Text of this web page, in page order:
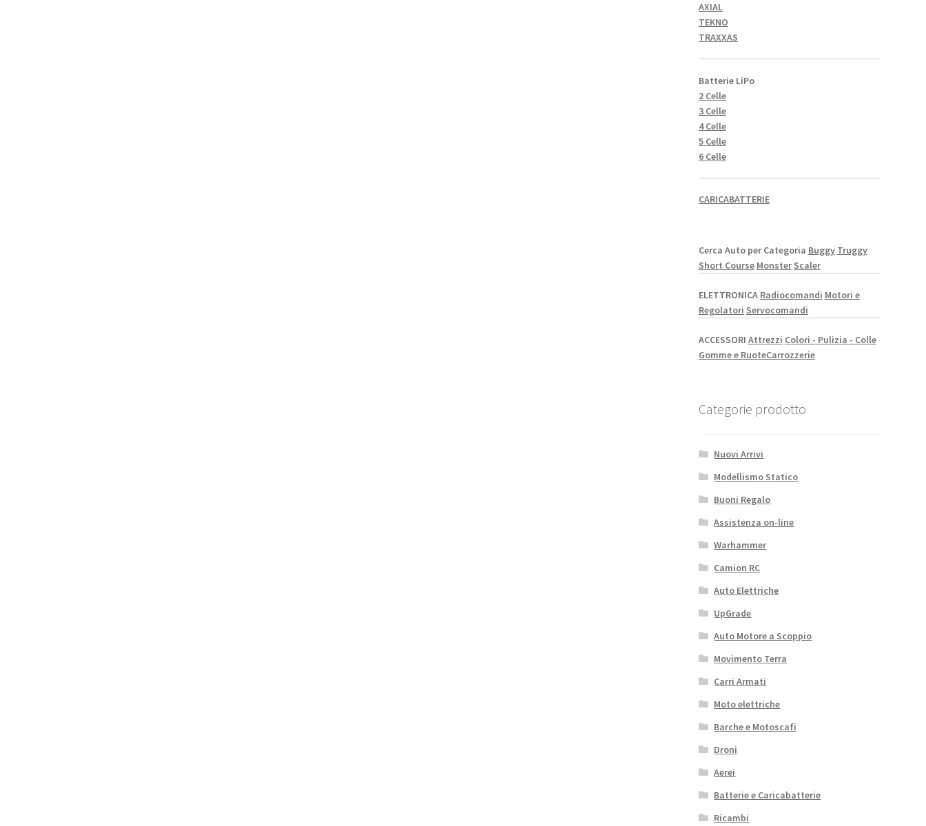
AXIAL
TEKNO
TRAXXAS
Batterie LiPo
2 Celle
3 Celle
4 Celle
5 Celle
6 Celle
CARICABATTERIE
Cerca Auto per Categoria Buggy Truggy
Short Course Monster Scaler
ELETTRONICA Radiocomandi Motori e
Regolatori Servocomandi
ACCESSORI Attrezzi Colori - Pulizia - Colle
Gomme e RuoteCarrozzerie
Categorie prodotto
Nuovi Arrivi
Modellismo Statico
Buoni Regalo
Assistenza on-line
Warhammer
Camion RC
Auto Elettriche
UpGrade
Auto Motore a Scoppio
Movimento Terra
Carri Armati
Moto elettriche
Barche e Motoscafi
Droni
Aerei
Batterie e Caricabatterie
Ricambi